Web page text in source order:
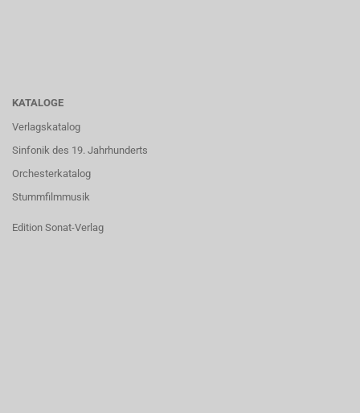
KATALOGE
Verlagskatalog
Sinfonik des 19. Jahrhunderts
Orchesterkatalog
Stummfilmmusik
Edition Sonat-Verlag